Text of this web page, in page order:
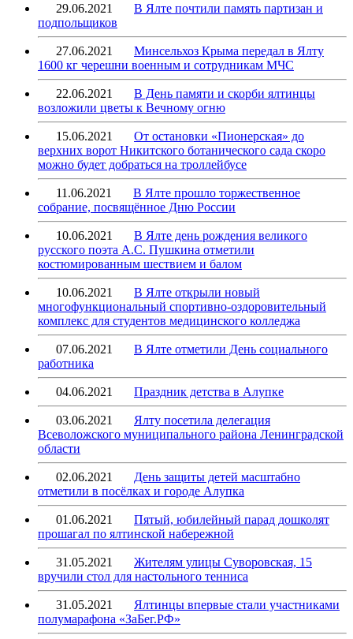
29.06.2021
В Ялте почтили память партизан и
подпольщиков
27.06.2021
Минсельхоз Крыма передал в Ялту
1600 кг черешни военным и сотрудникам МЧС
22.06.2021
В День памяти и скорби ялтинцы
возложили цветы к Вечному огню
15.06.2021
От остановки «Пионерская» до
верхних ворот Никитского ботанического сада скоро
можно будет добраться на троллейбусе
11.06.2021
В Ялте прошло торжественное
собрание, посвящённое Дню России
10.06.2021
В Ялте день рождения великого
русского поэта А.С. Пушкина отметили
костюмированным шествием и балом
10.06.2021
В Ялте открыли новый
многофункциональный спортивно-оздоровительный
комплекс для студентов медицинского колледжа
07.06.2021
В Ялте отметили День социального
работника
04.06.2021 Праздник детства в Алупке
03.06.2021
Ялту посетила делегация
Всеволожского муниципального района Ленинградской
области
02.06.2021
День защиты детей масштабно
отметили в посёлках и городе Алупка
01.06.2021
Пятый, юбилейный парад дошколят
прошагал по ялтинской набережной
31.05.2021
Жителям улицы Суворовская, 15
вручили стол для настольного тенниса
31.05.2021
Ялтинцы впервые стали участниками
полумарафона «ЗаБег.РФ»